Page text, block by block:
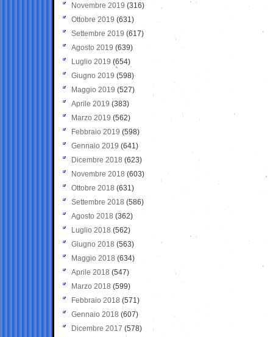
Novembre 2019 (316)
Ottobre 2019 (631)
Settembre 2019 (617)
Agosto 2019 (639)
Luglio 2019 (654)
Giugno 2019 (598)
Maggio 2019 (527)
Aprile 2019 (383)
Marzo 2019 (562)
Febbraio 2019 (598)
Gennaio 2019 (641)
Dicembre 2018 (623)
Novembre 2018 (603)
Ottobre 2018 (631)
Settembre 2018 (586)
Agosto 2018 (362)
Luglio 2018 (562)
Giugno 2018 (563)
Maggio 2018 (634)
Aprile 2018 (547)
Marzo 2018 (599)
Febbraio 2018 (571)
Gennaio 2018 (607)
Dicembre 2017 (578)